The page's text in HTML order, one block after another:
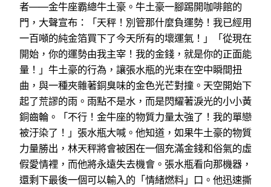
者——金牛座霸總牛土豪。牛土豪一腳踢開咖啡館的
門，大聲宣布：「天秤！別管那什麼負運勢！我已經用
一百噸的純金箔買下了今天所有的壞運氣！」「從現在
開始，你的運勢由我主宰！我的金錢，就是你的正面能
量！」牛土豪的行為，讓張水瓶的光束在空中瞬間扭
曲，與一種夾雜著銅臭味的金色光芒對撞。天空開始下
起了荒謬的雨。雨點不是水，而是閃耀著淚光的小小黃
銅齒輪。「不行！金牛座的物質力量太強了！我的單戀
被汙染了！」張水瓶大喊。他知道，如果牛土豪的物質
力量勝出，林天秤將會被困在一個充滿金錢和俗氣的虛
假愛情裡，而他將永遠失去機會。張水瓶看向那機器，
還剩下最後一個可以輸入的「情緒燃料」口。他迅速撕